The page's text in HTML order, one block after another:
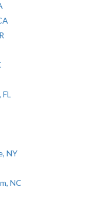
NY
NC